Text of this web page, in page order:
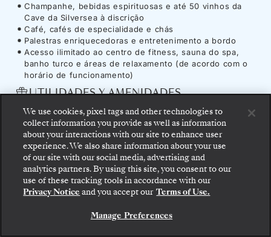
Champanhe, bebidas espirituosas e até 50 vinhos da
Cave da Silversea à discrição
Café, cafés de especialidade e chás
Palestras enriquecedoras e entretenimento a bordo
Acesso ilimitado ao centro de fitness, sauna do spa,
banho turco e áreas de relaxamento (de acordo com o
horário de funcionamento)
UTILIDADES Y AMENIDADES
Acesso ilimitado a Internet
Gratificações a bordo
Navio-Silver Nova
Embarque: escolha sua suíte e confira as tarifas e
os serviços inclusos antes de confirmar com
segurança sua viagem com a Silversea.
RESERVE A SUA SUITE
We use cookies, pixel tags and other technologies to
collect information you provide as well as information
about your interactions with our site to enhance user
experience. We also share information about your use
of our site with our social media, advertising and
analytics partners. By using this site, you consent to our
use of these tracking tools in accordance with our
Privacy Notice and you accept our Terms of Use.
Manage Preferences